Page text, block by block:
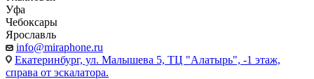
Уфа
Чебоксары
Ярославль
info@miraphone.ru
Екатеринбург, ул. Малышева 5, ТЦ "Алатырь", -1 этаж,
справа от эскалатора.